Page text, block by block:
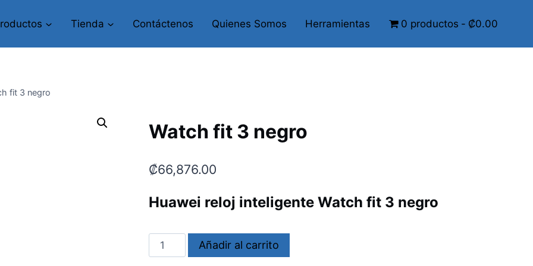
Tienda Contáctenos Quienes Somos Herramientas 0 productos ₡0.00
fit 3 negro
Watch fit 3 negro
₡66,876.00
Huawei reloj inteligente Watch fit 3 negro
Watch
fit
Añadir al carrito